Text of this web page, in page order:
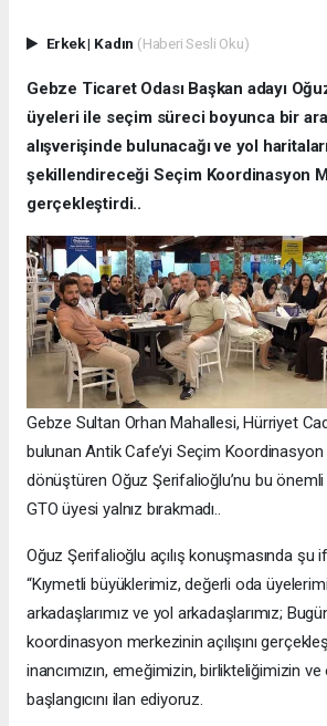
Erkek| Kadın (Haberi Sesli Oku)
Gebze Ticaret Odası Başkan adayı
üyeleri ile seçim süreci boyunca bir
alışverişinde bulunacağı ve yol
şekillendireceği Seçim Koordinasyon
gerçekleştirdi..
Gebze Sultan Orhan Mahallesi, Hürriyet
bulunan Antik Cafe’yi Seçim
dönüştüren Oğuz Şerifalioğlu’nu bu
GTO üyesi yalnız bırakmadı..
Oğuz Şerifalioğlu açılış konuşmasında şu
“Kıymetli büyüklerimiz, değerli oda
arkadaşlarımız ve yol arkadaşlarımız;
koordinasyon merkezinin açılışını
inancımızın, emeğimizin, birlikteliğimizin
başlangıcını ilan ediyoruz.